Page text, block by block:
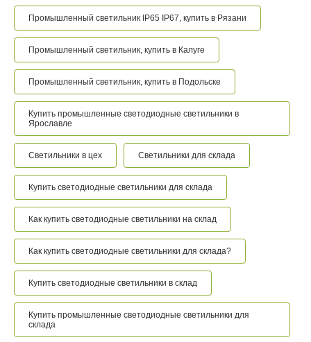
Промышленный светильник IP65 IP67, купить в Рязани
Промышленный светильник, купить в Калуге
Промышленный светильник, купить в Подольске
Купить промышленные светодиодные светильники в
Ярославле
Светильники в цех Светильники для склада
Купить светодиодные светильники для склада
Как купить светодиодные светильники на склад
Как купить светодиодные светильники для склада?
Купить светодиодные светильники в склад
Купить промышленные светодиодные светильники для
склада